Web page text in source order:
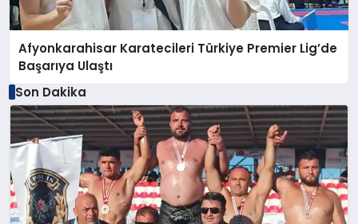
Afyonkarahisar Karatecileri Türkiye Premier Lig’de
Başarıya Ulaştı
Son Dakika